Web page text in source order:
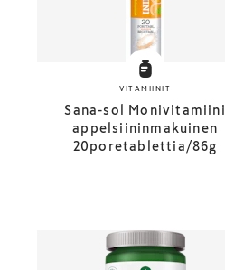
VITAMIINIT
Sana-sol Monivitamiini
appelsiininmakuinen
20poretablettia/86g